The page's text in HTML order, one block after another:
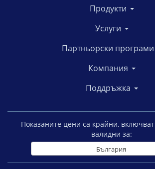
Продукти
Услуги
Партньорски програми
Компания
Поддръжка
Показаните цени са крайни, включват
валидни за:
България